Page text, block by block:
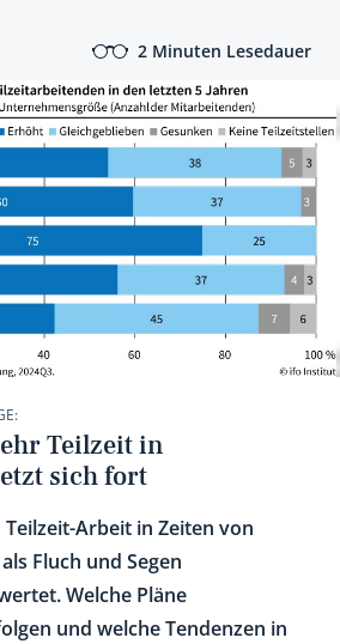
2 Minuten Lesedauer
Teilzeit in
sich fort
Arbeit in Zeiten von
Fluch und Segen
Welche Pläne
und welche Tendenzen in